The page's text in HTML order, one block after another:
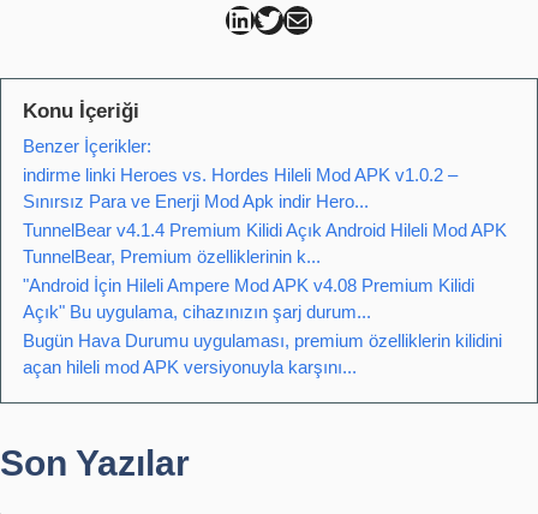
Can Kütahya Linkedin
Can Kütahya Twitter
Can Kütahya Mail
Konu İçeriği
Benzer İçerikler:
indirme linki Heroes vs. Hordes Hileli Mod APK v1.0.2 –
Sınırsız Para ve Enerji Mod Apk indir Hero...
TunnelBear v4.1.4 Premium Kilidi Açık Android Hileli Mod APK
TunnelBear, Premium özelliklerinin k...
"Android İçin Hileli Ampere Mod APK v4.08 Premium Kilidi
Açık" Bu uygulama, cihazınızın şarj durum...
Bugün Hava Durumu uygulaması, premium özelliklerin kilidini
açan hileli mod APK versiyonuyla karşını...
Son Yazılar